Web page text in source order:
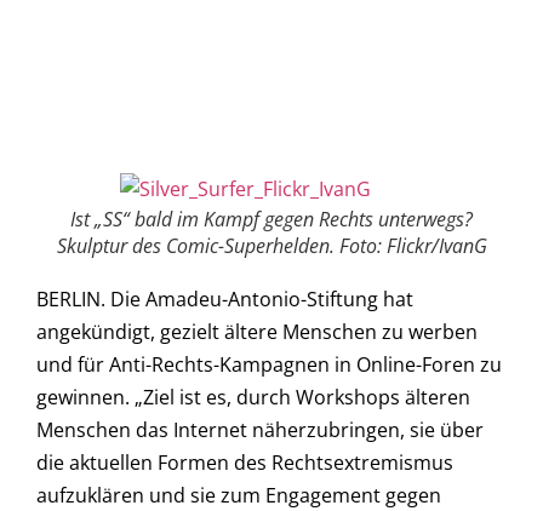
Ist „SS“ bald im Kampf gegen Rechts unterwegs?
Skulptur des Comic-Superhelden. Foto: Flickr/IvanG
BERLIN. Die Amadeu-Antonio-Stiftung hat
angekündigt, gezielt ältere Menschen zu werben
und für Anti-Rechts-Kampagnen in Online-Foren zu
gewinnen. „Ziel ist es, durch Workshops älteren
Menschen das Internet näherzubringen, sie über
die aktuellen Formen des Rechtsextremismus
aufzuklären und sie zum Engagement gegen